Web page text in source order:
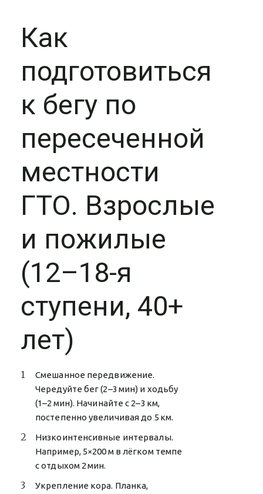
Как
подготовиться
к бегу по
пересеченной
местности
ГТО. Взрослые
и пожилые
(12–18-я
ступени, 40+
лет)
Смешанное передвижение.
Чередуйте бег (2–3 мин) и ходьбу
(1–2 мин). Начинайте с 2–3 км,
постепенно увеличивая до 5 км.
Низкоинтенсивные интервалы.
Например, 5×200 м в лёгком темпе
с отдыхом 2 мин.
Укрепление кора. Планка,